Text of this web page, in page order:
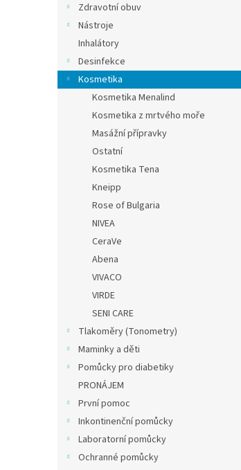
Zdravotní obuv
Nástroje
Inhalátory
Desinfekce
Kosmetika
Kosmetika Menalind
Kosmetika z mrtvého moře
Masážní přípravky
Ostatní
Kosmetika Tena
Kneipp
Rose of Bulgaria
NIVEA
CeraVe
Abena
VIVACO
VIRDE
SENI CARE
Tlakoměry (Tonometry)
Maminky a děti
Pomůcky pro diabetiky
PRONÁJEM
První pomoc
Inkontinenční pomůcky
Laboratorní pomůcky
Ochranné pomůcky